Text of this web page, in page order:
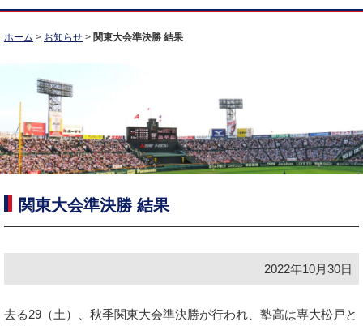
ホーム > お知らせ > 関東大会準決勝 結果
関東大会準決勝 結果
2022年10月30日
去る29（土）、秋季関東大会準決勝が行われ、塾高は専大松戸と